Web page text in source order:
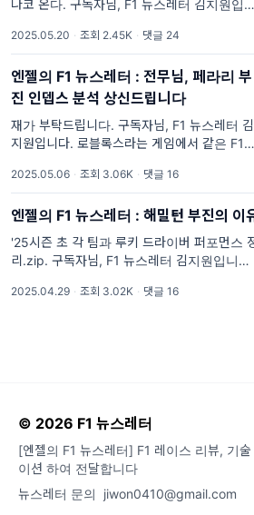
나코 온다. 구독자님, F1 뉴스레터 김지원입니
휴재했습니다. 그간 안녕하셨나요? 저희 이몰
라 GP 본격 리뷰 전에 막스 베르스타펜의 재
2025.05.20 · 조회 2.45K · 댓글 24
엔젤의 F1 뉴스레터 : 전무님, 페라리 부
진 인뎁스 분석 상신드립니다
재가 부탁드립니다. 구독자님, F1 뉴스레터 김
지원입니다. 로블록스라는 게임에서 같은 F1
지게 되면 프로필 사진을 팀 로고로 설정하는
것과 같은 스
2025.05.06 · 조회 3.06K · 댓글 16
엔젤의 F1 뉴스레터 : 해밀턴 부진의 이
'25시즌 초 각 팀과 루키 드라이버 퍼포먼스
리.zip. 구독자님, F1 뉴스레터 김지원입니다.
하나 올렸는데요. 포스팅 주제는 '시즌 초 끝내
2025.04.29 · 조회 3.02K · 댓글 16
© 2026 F1 뉴스레터
[엔젤의 F1 뉴스레터] F1 레이스 리뷰, 기
이션 하여 전달합니다
뉴스레터 문의
jiwon0410@gmail.com